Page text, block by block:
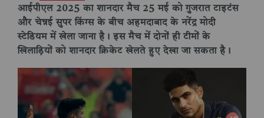
आईपीएल 2025 का शानदार मैच 25 मई को गुजरात टाइटंस
और चेन्नई सुपर किंग्स के बीच अहमदाबाद के नरेंद्र मोदी
स्टेडियम में खेला जाना है। इस मैच में दोनों ही टीमों के
खिलाड़ियों को शानदार क्रिकेट खेलते हुए देखा जा सकता है।